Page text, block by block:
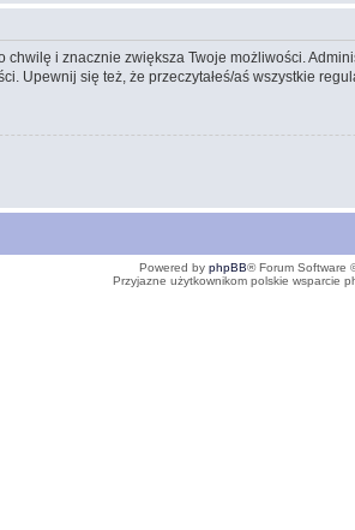
i znacznie zwiększa Twoje możliwości.
Upewnij się też, że przeczytałeś/aś wszystkie
Powered by phpBB® Forum Software
Przyjazne użytkownikom polskie wsparcie